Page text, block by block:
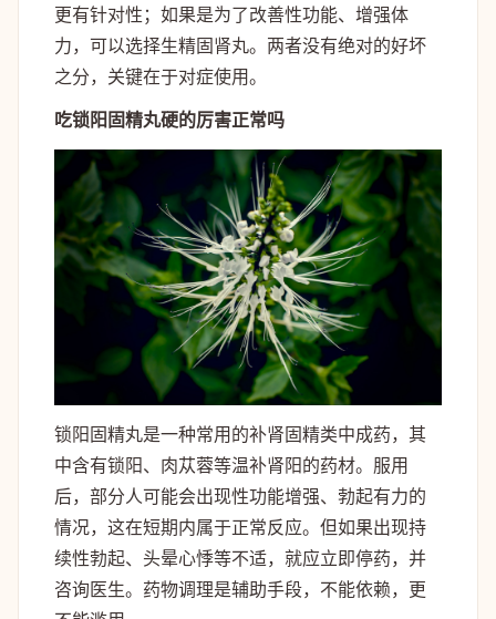
更有针对性；如果是为了改善性功能、增强体
力，可以选择生精固肾丸。两者没有绝对的好坏
之分，关键在于对症使用。
吃锁阳固精丸硬的厉害正常吗
锁阳固精丸是一种常用的补肾固精类中成药，其
中含有锁阳、肉苁蓉等温补肾阳的药材。服用
后，部分人可能会出现性功能增强、勃起有力的
情况，这在短期内属于正常反应。但如果出现持
续性勃起、头晕心悸等不适，就应立即停药，并
咨询医生。药物调理是辅助手段，不能依赖，更